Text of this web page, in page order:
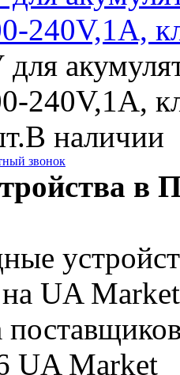
240V,1A,
для
240V,1A,
В наличии
звонок
в
UA
UA Market